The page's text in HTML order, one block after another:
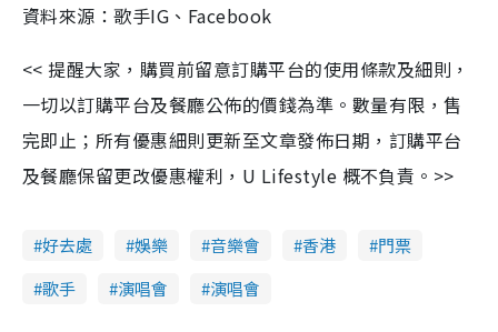
資料來源：歌手IG、Facebook
<< 提醒大家，購買前留意訂購平台的使用條款及細則，
一切以訂購平台及餐廳公佈的價錢為準。數量有限，售
完即止；所有優惠細則更新至文章發佈日期，訂購平台
及餐廳保留更改優惠權利，U Lifestyle 概不負責。>>
好去處 娛樂 音樂會 香港
門票
歌手
演唱會 演唱會